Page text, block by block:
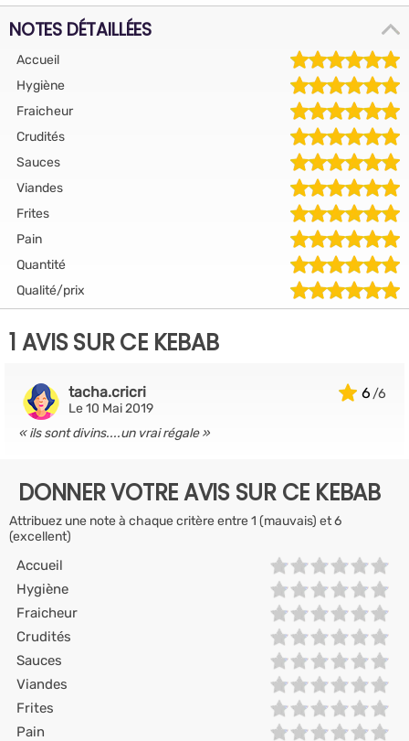
NOTES DÉTAILLÉES
Accueil
Hygiène
Fraicheur
Crudités
Sauces
Viandes
Frites
Pain
Quantité
Qualité/prix
1 AVIS SUR CE KEBAB
6
tacha.cricri
Le 10 Mai 2019
ils sont divins....un vrai régale
DONNER VOTRE AVIS SUR CE KEBAB
Attribuez une note à chaque critère entre 1 (mauvais) et 6
(excellent)
Accueil
Hygiène
Fraicheur
Crudités
Sauces
Viandes
Frites
Pain